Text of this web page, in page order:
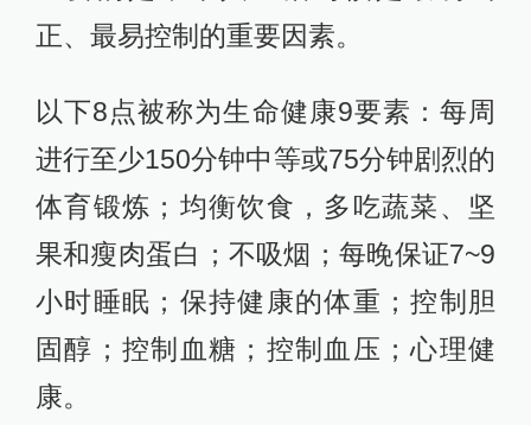
正、最易控制的重要因素。
以下8点被称为生命健康9要素：每周
进行至少150分钟中等或75分钟剧烈的
体育锻炼；均衡饮食，多吃蔬菜、坚
果和瘦肉蛋白；不吸烟；每晚保证7~9
小时睡眠；保持健康的体重；控制胆
固醇；控制血糖；控制血压；心理健
康。